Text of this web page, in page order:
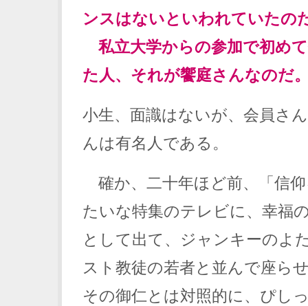
ンスはないといわれていたの
私立大学からの参加で初め
た人、それが饗庭さんなのだ
小生、面識はないが、会員さ
んは有名人である。
確か、二十年ほど前、「信
たいな特集のテレビに、幸福
として出て、ジャンキーのよ
スト教徒の若者と並んで座ら
その御仁とは対照的に、ぴし